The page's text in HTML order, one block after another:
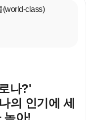
(world-class)
나?'
의 인기에 세
녹아!